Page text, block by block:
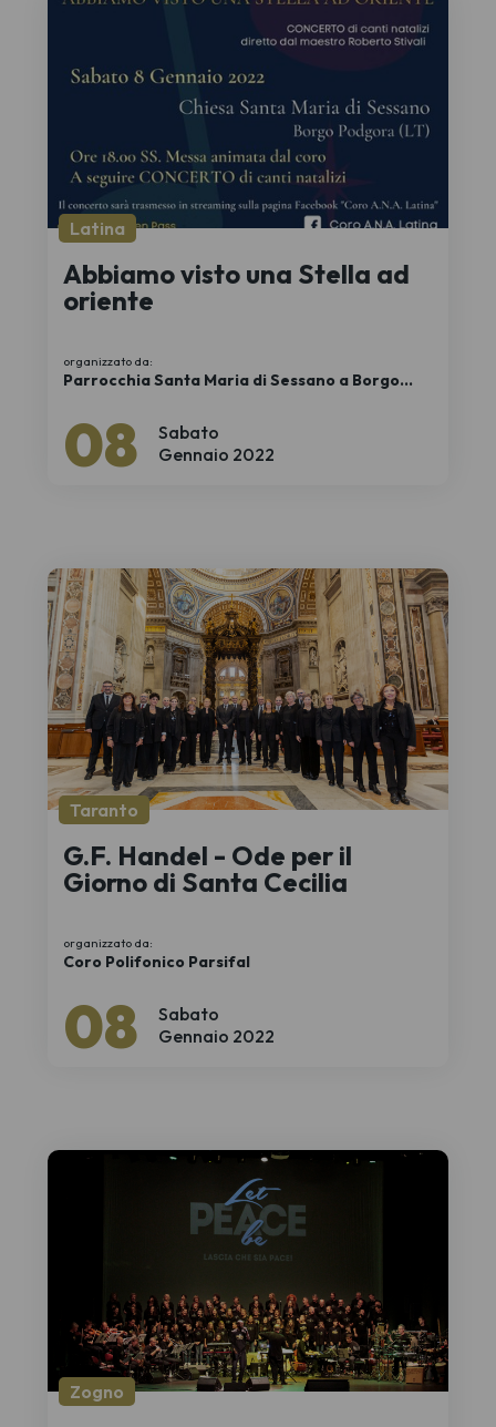
Sabato
08 Gennaio 2022
Latina
Abbiamo visto una Stella ad
oriente
organizzato da:
Parrocchia Santa Maria di Sessano a Borgo
Sabato
08 Gennaio 2022
Taranto
G.F. Handel - Ode per il
Giorno di Santa Cecilia
organizzato da:
Coro Polifonico Parsifal
Zogno